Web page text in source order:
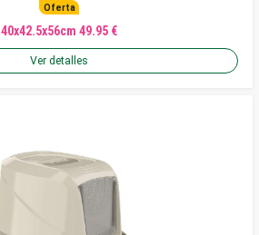
Oferta
40x42.5x56cm 49.95 €
Ver detalles